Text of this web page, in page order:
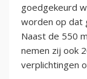
goedgekeurd
worden op dat
Naast de 550
nemen zij ook
verplichtingen